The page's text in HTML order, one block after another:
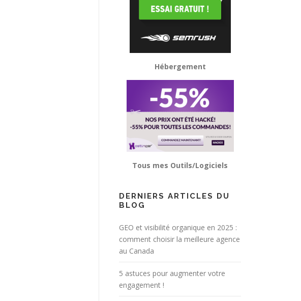
Hébergement
Tous mes Outils/Logiciels
DERNIERS ARTICLES DU
BLOG
GEO et visibilité organique en 2025 :
comment choisir la meilleure agence
au Canada
5 astuces pour augmenter votre
engagement !